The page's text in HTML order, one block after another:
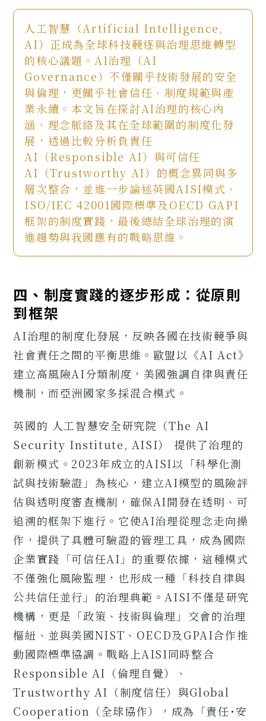
人工智慧（Artificial Intelligence,
AI）正成為全球科技競逐與治理思維轉型
的核心議題。AI治理（AI
Governance）不僅關乎技術發展的安全
與倫理，更關乎社會信任、制度規範與產
業永續。本文旨在探討AI治理的核心內
涵、理念脈絡及其在全球範圍的制度化發
展，透過比較分析負責任
AI（Responsible AI）與可信任
AI（Trustworthy AI）的概念異同與多
層次整合，並進一步論述英國AISI模式、
ISO/IEC 42001國際標準及OECD GAPI
框架的制度實踐，最後總結全球治理的演
進趨勢與我國應有的戰略思維。
四、制度實踐的逐步形成：從原則
到框架
AI治理的制度化發展，反映各國在技術競爭與
社會責任之間的平衡思維。歐盟以《AI Act》
建立高風險AI分類制度，美國強調自律與責任
機制，而亞洲國家多採混合模式。
英國的 人工智慧安全研究院（The AI
Security Institute, AISI） 提供了治理的
創新模式。2023年成立的AISI以「科學化測
試與技術驗證」為核心，建立AI模型的風險評
估與透明度審查機制，確保AI開發在透明、可
追溯的框架下進行。它使AI治理從理念走向操
作，提供了具體可驗證的管理工具，成為國際
企業實踐「可信任AI」的重要依據，這種模式
不僅強化風險監理，也形成一種「科技自律與
公共信任並行」的治理典範。AISI不僅是研究
機構，更是「政策、技術與倫理」交會的治理
樞紐、並與美國NIST、OECD及GPAI合作推
動國際標準協調。戰略上AISI同時整合
Responsible AI（倫理自覺）、
Trustworthy AI（制度信任）與Global
Cooperation（全球協作），成為「責任･安